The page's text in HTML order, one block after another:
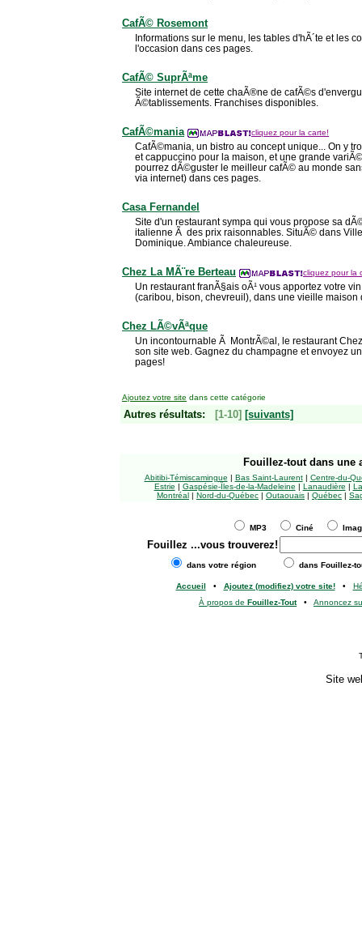
CafÃ© Rosemont
Informations sur le menu, les tables d'hÃ´te et les
l'occasion dans ces pages.
CafÃ© SuprÃªme
Site internet de cette chaÃ®ne de cafÃ©s
Ã©tablissements. Franchises disponibles.
CafÃ©mania cliquez pour la carte!
CafÃ©mania, un bistro au concept unique... On y
et cappuccino pour la maison, et une grande
pourrez dÃ©guster le meilleur cafÃ© au monde
via internet) dans ces pages.
Casa Fernandel
Site d'un restaurant sympa qui vous propose sa
italienne Ã des prix raisonnables. SituÃ© dans
Dominique. Ambiance chaleureuse.
Chez La MÃ¨re Berteau cliquez pour la
Un restaurant franÃ§ais oÃ¹ vous apportez votre
(caribou, bison, chevreuil), dans une vieille maison
Chez LÃ©vÃªque
Un incontournable Ã MontrÃ©al, le restaurant
son site web. Gagnez du champagne et envoyez
pages!
Ajoutez votre site dans cette catégorie
Autres résultats: [1-10] [suivants]
Fouillez-tout dans une
Abitibi-Témiscamingue | Bas Saint-Laurent| Centre-du-
Estrie | Gaspésie-Îles-de-la-Madeleine | Lanaudière |
Montréal | Nord-du-Québec | Outaouais | Québec |
MP3 Ciné
Fouillez ...vous trouverez!
dans votre région dans Fouillez-
Accueil • Ajoutez (modifiez) votre site!•
À propos de Fouillez-Tout• Annoncez
Site